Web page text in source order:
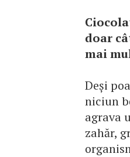
doar
mai
Deși
niciun
agrava
zahăr,